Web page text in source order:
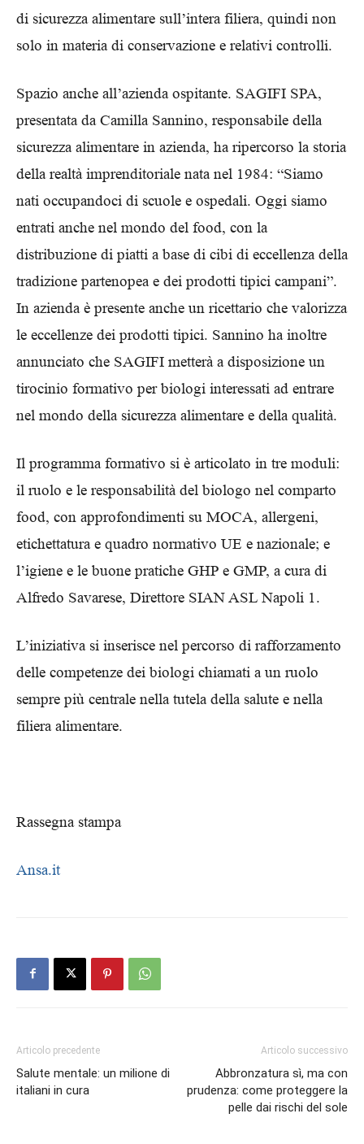
di sicurezza alimentare sull’intera filiera, quindi non
solo in materia di conservazione e relativi controlli.
Spazio anche all’azienda ospitante. SAGIFI SPA,
presentata da Camilla Sannino, responsabile della
sicurezza alimentare in azienda, ha ripercorso la storia
della realtà imprenditoriale nata nel 1984: “Siamo
nati occupandoci di scuole e ospedali. Oggi siamo
entrati anche nel mondo del food, con la
distribuzione di piatti a base di cibi di eccellenza della
tradizione partenopea e dei prodotti tipici campani”.
In azienda è presente anche un ricettario che valorizza
le eccellenze dei prodotti tipici. Sannino ha inoltre
annunciato che SAGIFI metterà a disposizione un
tirocinio formativo per biologi interessati ad entrare
nel mondo della sicurezza alimentare e della qualità.
Il programma formativo si è articolato in tre moduli:
il ruolo e le responsabilità del biologo nel comparto
food, con approfondimenti su MOCA, allergeni,
etichettatura e quadro normativo UE e nazionale; e
l’igiene e le buone pratiche GHP e GMP, a cura di
Alfredo Savarese, Direttore SIAN ASL Napoli 1.
L’iniziativa si inserisce nel percorso di rafforzamento
delle competenze dei biologi chiamati a un ruolo
sempre più centrale nella tutela della salute e nella
filiera alimentare.
Rassegna stampa
Ansa.it
Articolo precedente
Salute mentale: un milione di
italiani in cura
Articolo successivo
Abbronzatura sì, ma con
prudenza: come proteggere la
pelle dai rischi del sole